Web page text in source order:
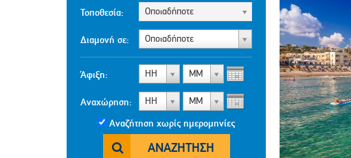
Τοποθεσία: Οποιαδήποτε
Διαμονή σε: Οποιαδήποτε
Άφιξη: ΗΗ ΜΜ
Αναχώρηση: ΗΗ ΜΜ
Αναζήτηση χωρίς ημερομηνίες
ΑΝΑΖΉΤΗΣΗ